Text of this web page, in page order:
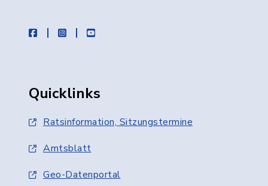
facebookinstagramyoutube
Quicklinks
Ratsinformation, Sitzungstermine
Amtsblatt
Geo-Datenportal